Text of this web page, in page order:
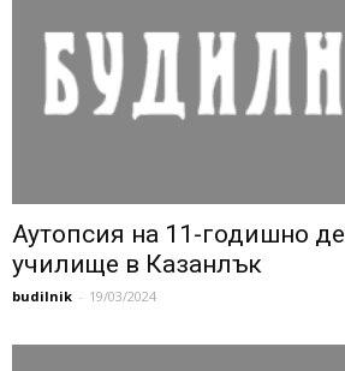
Аутопсия на 11-годишно
училище в Казанлък
budilnik - 19/03/2024